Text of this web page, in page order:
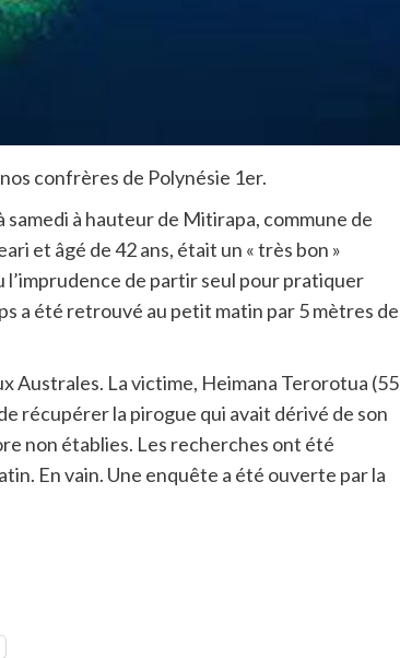
confrères de Polynésie 1er.
à hauteur de Mitirapa, commune de
et âgé de 42 ans, était un « très bon »
de partir seul pour pratiquer
a été retrouvé au petit matin par 5 mètres de
Australes. La victime, Heimana Terorotua (55
récupérer la pirogue qui avait dérivé de son
non établies. Les recherches ont été
En vain. Une enquête a été ouverte par la